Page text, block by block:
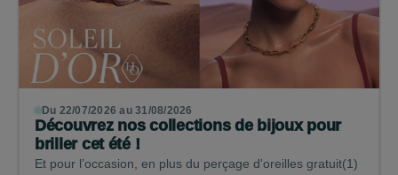
Du 22/07/2026 au 31/08/2026
Découvrez nos collections de bijoux pour
briller cet été !
Et pour l’occasion, en plus du perçage d'oreilles gratuit(1)